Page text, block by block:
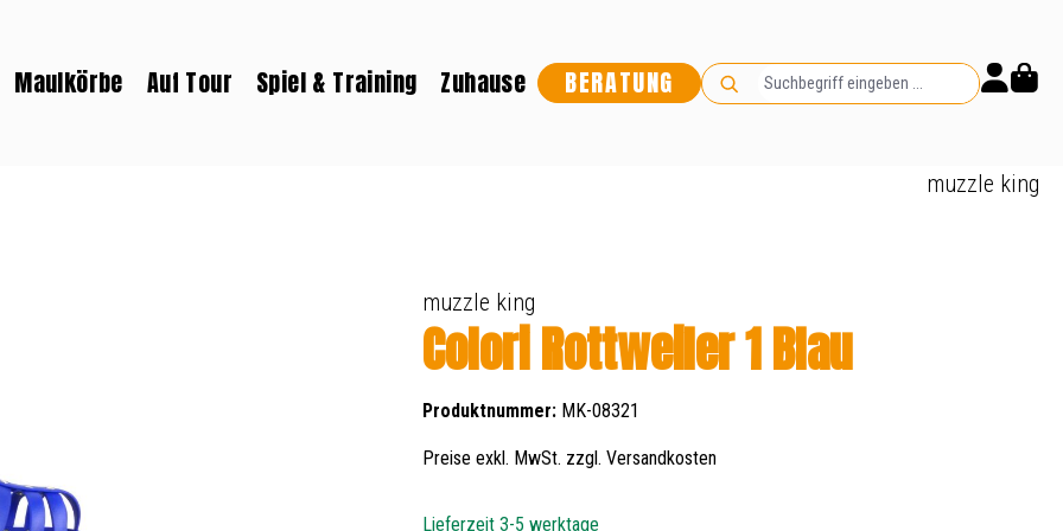
Maulkörbe Auf Tour Spiel & Training Zuhause BERATUNG
muzzle king
muzzle king
Colori Rottweiler 1 Blau
Produktnummer: MK-08321
Preise exkl. MwSt. zzgl. Versandkosten
Lieferzeit 3-5 werktage